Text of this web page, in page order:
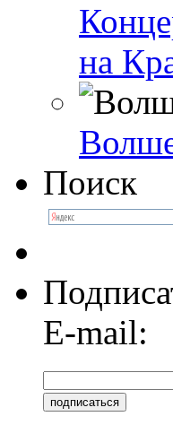
на
Поиск
E-mail: